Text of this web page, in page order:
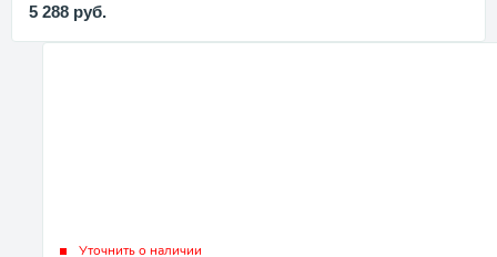
5 288 руб.
Уточнить о наличии